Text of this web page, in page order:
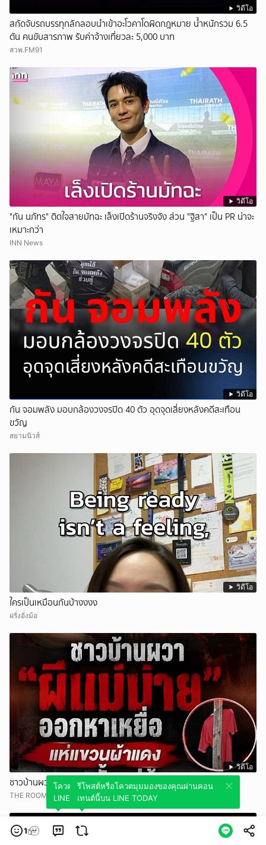
วิดีโอ
สกัดจับรถบรรทุกลักลอบนำเข้าอะโวคาโดผิดกฎหมาย น้ำหนักรวม 6.5
ตัน คนขับสารภาพ รับค่าจ้างเที่ยวละ 5,000 บาท
สวพ.FM91
วิดีโอ
"กัน นภัทร" ติดใจสายมัทฉะ เล็งเปิดร้านจริงจัง ส่วน "ฐิสา" เป็น PR น่าจะ
เหมาะกว่า
INN News
วิดีโอ
กัน จอมพลัง มอบกล้องวงจรปิด 40 ตัว อุดจุดเสี่ยงหลังคดีสะเทือน
ขวัญ
สยามนิวส์
วิดีโอ
ใครเป็นเหมือนกันบ้างงงง
ฝรั่งอั่งม้อ
วิดีโอ
ชาวบ้านผวา “ผีแม่ม่าย” ออกหาเหยื่อ แห่แขวนผ้าแดงทั้งหมู่บ้าน
THE ROOM 44 CHANNEL
1
โควตมุมมองของคุณผ่านคอนเทนต์นี้บน
LINE TODAY
รีโพสต์หรือโควตมุมมองของคุณผ่านคอน
เทนต์นี้บน LINE TODAY